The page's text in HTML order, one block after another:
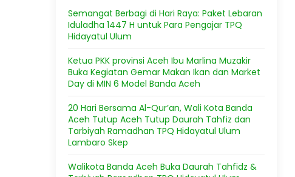
Semangat Berbagi di Hari Raya: Paket Lebaran
Iduladha 1447 H untuk Para Pengajar TPQ
Hidayatul Ulum
Ketua PKK provinsi Aceh Ibu Marlina Muzakir
Buka Kegiatan Gemar Makan Ikan dan Market
Day di MIN 6 Model Banda Aceh
20 Hari Bersama Al-Qur’an, Wali Kota Banda
Aceh Tutup Aceh Tutup Daurah Tahfiz dan
Tarbiyah Ramadhan TPQ Hidayatul Ulum
Lambaro Skep
Walikota Banda Aceh Buka Daurah Tahfidz &